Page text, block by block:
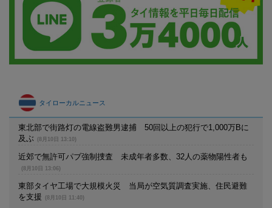
タイローカルニュース
東北部で街路灯の電線盗難男逮捕 50回以上の犯行で1,000万Bに
及ぶ
(8月10日 13:10)
近郊で無許可パブ強制捜査 未成年者多数、32人の薬物陽性者も
(8月10日 13:06)
東部タイヤ工場で大規模火災 当局が空気質調査実施、住民避難
を支援
(8月10日 11:40)